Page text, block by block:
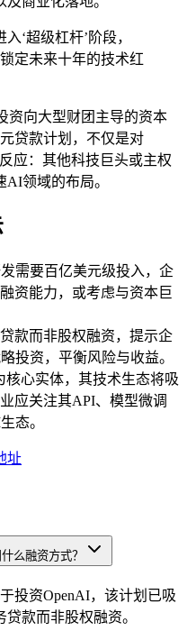
‘超级杠杆’阶段，
定未来十年的技术红
资向大型财团主导的资本
贷款计划，不仅是对
应：其他科技巨头或主权
领域的布局。
需要百亿美元级投入，企
资能力，或考虑与资本巨
款而非股权融资，提示企
投资，平衡风险与收益。
核心实体，其技术生态将吸
应关注其API、模型微调
态。
址
么融资方式？
投资OpenAI，该计划已吸
款而非股权融资。